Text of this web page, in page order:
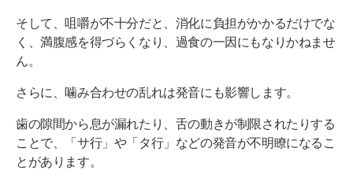
そして、咀嚼が不十分だと、消化に負担がかかるだけでな
く、満腹感を得づらくなり、過食の一因にもなりかねませ
ん。
さらに、噛み合わせの乱れは発音にも影響します。
歯の隙間から息が漏れたり、舌の動きが制限されたりする
ことで、「サ行」や「タ行」などの発音が不明瞭になるこ
とがあります。